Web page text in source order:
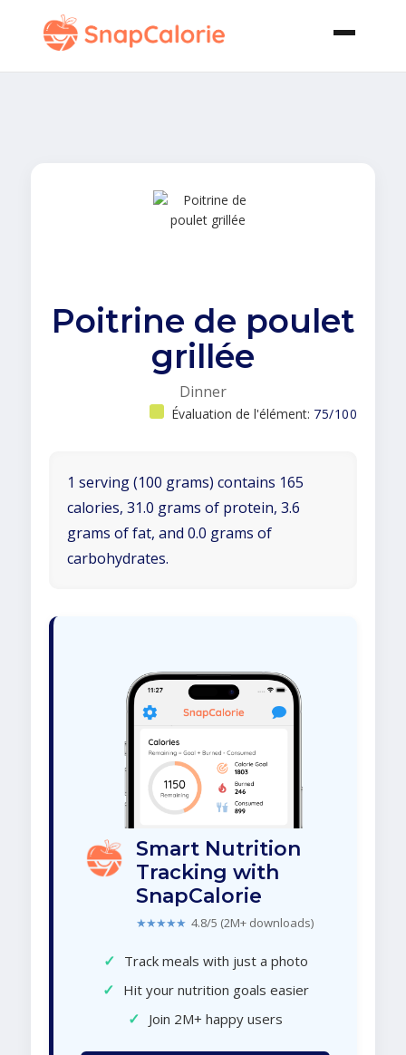
Poitrine de poulet
grillée
Dinner
Évaluation de l'élément: 75/100
1 serving (100 grams) contains 165
calories, 31.0 grams of protein, 3.6
grams of fat, and 0.0 grams of
carbohydrates.
Smart Nutrition
Tracking with
SnapCalorie
★★★★★ 4.8/5 (2M+ downloads)
✓ Track meals with just a photo
✓ Hit your nutrition goals easier
✓ Join 2M+ happy users